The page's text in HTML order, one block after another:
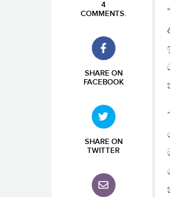
4
COMMENTS.
SHARE ON
FACEBOOK
SHARE ON
TWITTER